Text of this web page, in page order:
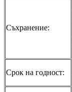
Съхранение:
Срок на годност: